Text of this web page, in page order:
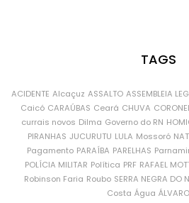
TAGS
ACIDENTE Alcaçuz ASSALTO ASSEMBLEIA
Caicó CARAÚBAS Ceará CHUVA
currais novos Dilma Governo do RN
PIRANHAS JUCURUTU LULA Mossoró
Pagamento PARAÍBA PARELHAS
POLÍCIA MILITAR Política PRF RAFAEL
Robinson Faria Roubo SERRA NEGRA DO
Costa Água